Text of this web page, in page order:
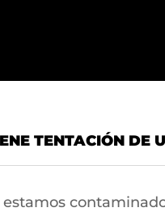
TENTACIÓN DE